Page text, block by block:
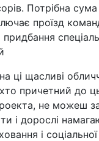
Потрібна сума
проїзд
ці щасливі
хто причетний до
не можеш
і дорослі
і соціальної